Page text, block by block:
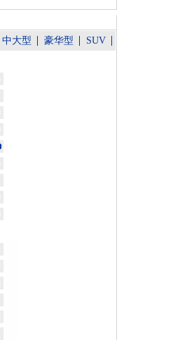
中大型 豪华型 SUV